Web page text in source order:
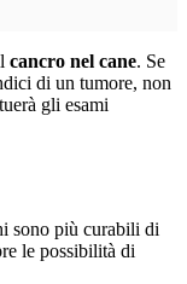
cancro nel cane. Se
di un tumore, non
gli esami
sono più curabili di
le possibilità di